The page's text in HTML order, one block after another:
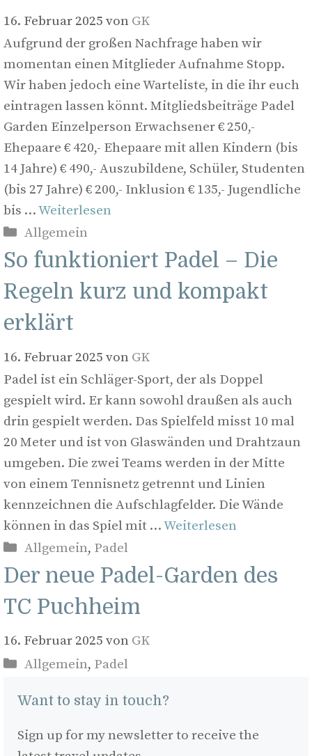
16. Februar 2025 von GK
Aufgrund der großen Nachfrage haben wir
momentan einen Mitglieder Aufnahme Stopp.
Wir haben jedoch eine Warteliste, in die ihr euch
eintragen lassen könnt. Mitgliedsbeiträge Padel
Garden Einzelperson Erwachsener € 250,-
Ehepaare € 420,- Ehepaare mit allen Kindern (bis
14 Jahre) € 490,- Auszubildene, Schüler, Studenten
(bis 27 Jahre) € 200,- Inklusion € 135,- Jugendliche
bis …Weiterlesen
Kategorien
Allgemein
So funktioniert Padel – Die
Regeln kurz und kompakt
erklärt
16. Februar 2025 von GK
Padel ist ein Schläger-Sport, der als Doppel
gespielt wird. Er kann sowohl draußen als auch
drin gespielt werden. Das Spielfeld misst 10 mal
20 Meter und ist von Glaswänden und Drahtzaun
umgeben. Die zwei Teams werden in der Mitte
von einem Tennisnetz getrennt und Linien
kennzeichnen die Aufschlagfelder. Die Wände
können in das Spiel mit …Weiterlesen
Kategorien
Allgemein, Padel
Der neue Padel-Garden des
TC Puchheim
16. Februar 2025 von GK
Kategorien
Allgemein, Padel
Want to stay in touch?
Sign up for my newsletter to receive the